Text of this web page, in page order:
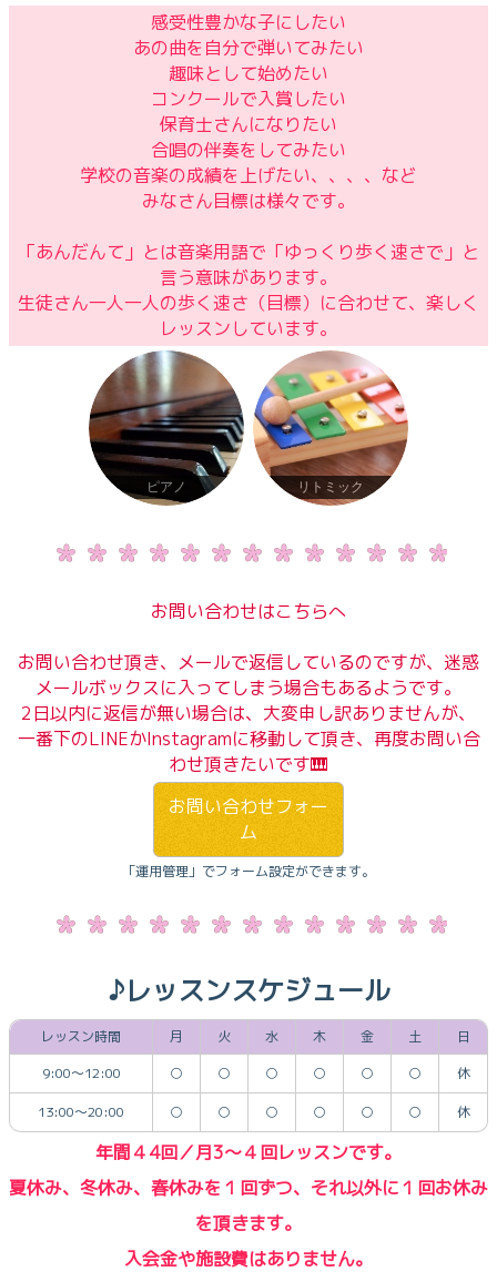
感受性豊かな子にしたい
あの曲を自分で弾いてみたい
趣味として始めたい
コンクールで入賞したい
保育士さんになりたい
合唱の伴奏をしてみたい
学校の音楽の成績を上げたい、、、、など
みなさん目標は様々です。
「あんだんて」とは音楽用語で「ゆっくり歩く速さで」と
言う意味があります。
生徒さん一人一人の歩く速さ（目標）に合わせて、楽しく
レッスンしています。
ピアノ リトミック
お問い合わせはこちらへ
お問い合わせ頂き、メールで返信しているのですが、迷惑
メールボックスに入ってしまう場合もあるようです。
2日以内に返信が無い場合は、大変申し訳ありませんが、
一番下のLINEかInstagramに移動して頂き、再度お問い合
わせ頂きたいです🎹
お問い合わせフォー
ム
「運用管理」でフォーム設定ができます。
♪レッスンスケジュール
レッスン時間 月 火 水 木 金 土
日
9:00～12:00
○ ○ ○ ○ ○ ○ 休
13:00～20:00 ○ ○ ○ ○ ○ ○ 休
年間４4回／月3〜４回レッスンです。
夏休み、冬休み、春休みを１回ずつ、それ以外に１回お休み
を頂きます。
入会金や施設費はありません。